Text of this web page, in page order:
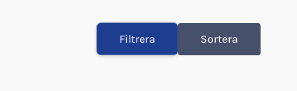
Filtrera Sortera